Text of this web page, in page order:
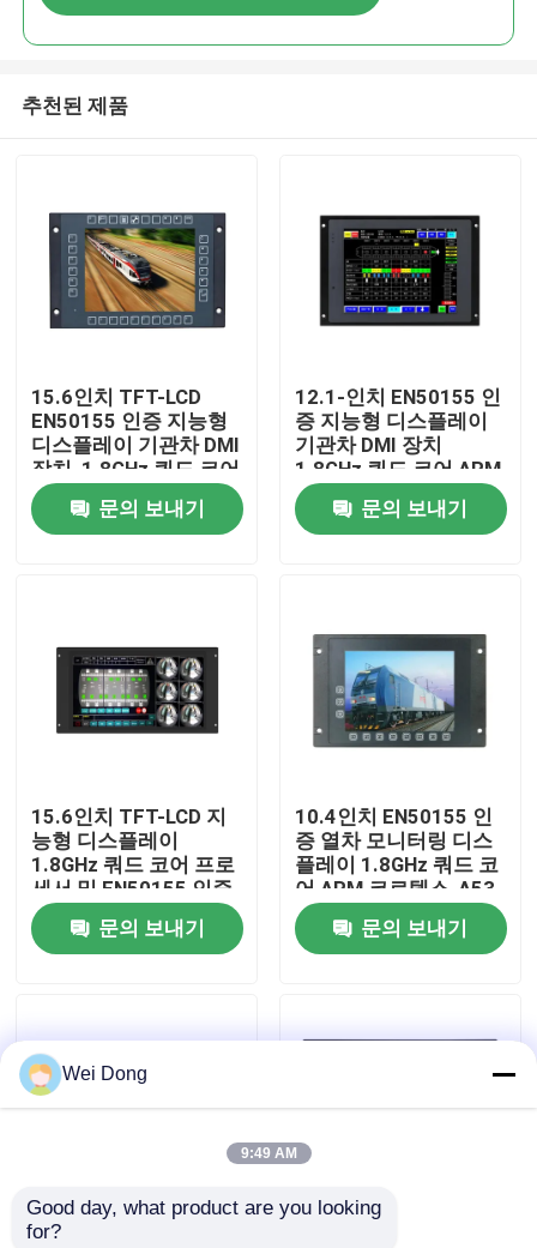
우리 에 관한 것
품질 관리
저희와 연락
사건
인용 을 요청 하십시오
추천된 제품
15.6인치 TFT-LCD
EN50155 인증 지능형
디스플레이 기관차 DMI
장치, 1.8GHz 쿼드 코어
프로세서
문의 보내기
12.1-인치 EN50155 인
증 지능형 디스플레이
기관차 DMI 장치
1.8GHz 쿼드 코어 ARM
코텍스-A53 + M4 프로
세서
문의 보내기
15.6인치 TFT-LCD 지
능형 디스플레이
1.8GHz 쿼드 코어 프로
세서 및 EN50155 인증
과 함께 로코모티브
DMI 장치문의 보내기
10.4인치 EN50155 인
증 열차 모니터링 디스
플레이 1.8GHz 쿼드 코
어 ARM 코르텍스-A53
+ M4 프로세서 지능형
디스플레이 로코모티브
DMI 장치
문의 보내기
12철도 차량의 TCMS
Wei Dong
9:49 AM
Good day, what product are you looking
for?